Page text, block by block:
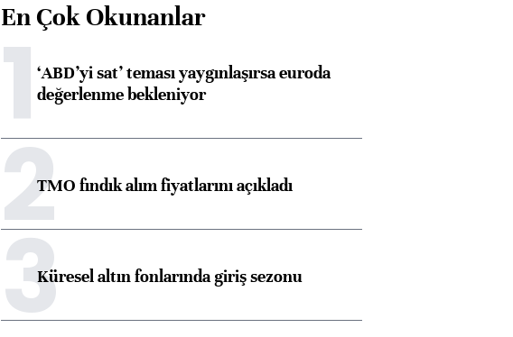
En Çok Okunanlar
1‘ABD’yi sat’ teması yaygınlaşırsa euroda
değerlenme bekleniyor
2TMO fındık alım fiyatlarını açıkladı
3Küresel altın fonlarında giriş sezonu